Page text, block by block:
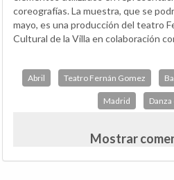
coreografías. La muestra, que se
mayo, es una producción del teatro
Cultural de la Villa en colaboración
Abril Teatro Fernán Gomez
Madrid Danza
Mostrar